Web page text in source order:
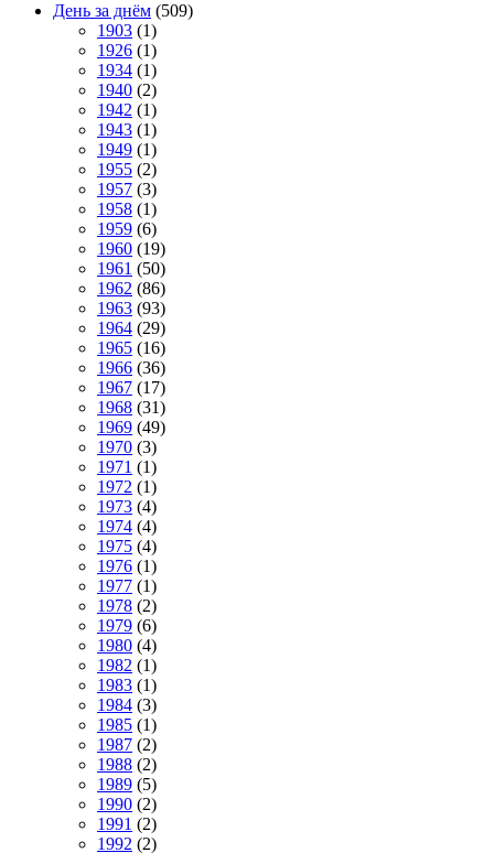
День за днём (509)
1903 (1)
1926 (1)
1934 (1)
1940 (2)
1942 (1)
1943 (1)
1949 (1)
1955 (2)
1957 (3)
1958 (1)
1959 (6)
1960 (19)
1961 (50)
1962 (86)
1963 (93)
1964 (29)
1965 (16)
1966 (36)
1967 (17)
1968 (31)
1969 (49)
1970 (3)
1971 (1)
1972 (1)
1973 (4)
1974 (4)
1975 (4)
1976 (1)
1977 (1)
1978 (2)
1979 (6)
1980 (4)
1982 (1)
1983 (1)
1984 (3)
1985 (1)
1987 (2)
1988 (2)
1989 (5)
1990 (2)
1991 (2)
1992 (2)